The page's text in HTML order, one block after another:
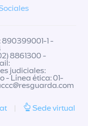
890399001-1 -
8861300 -
judiciales:
- Línea ética: 01-
| Sede virtual